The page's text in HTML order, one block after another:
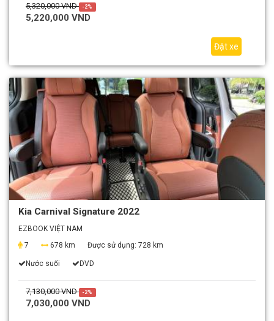
5,320,000 VND -2%
5,220,000 VND
Đặt xe
Kia Carnival Signature 2022
EZBOOK VIỆT NAM
7
678 km Được sử dụng: 728 km
Nước suối DVD
7,130,000 VND -2%
7,030,000 VND